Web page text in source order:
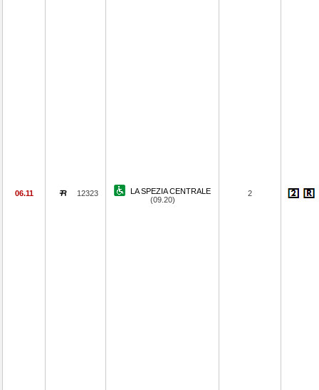
06.11 12323
LA SPEZIA CENTRALE
(09.20)
2